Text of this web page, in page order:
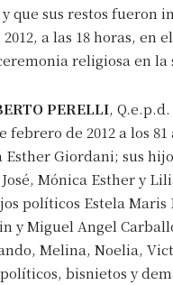
que sus restos fueron
a las 18 horas, en
religiosa en la
PERELLI,
febrero de 2012 a los 81
Esther Giordani; sus
Mónica Esther y
políticos Estela Maris
y Miguel Angel
Melina, Noelia,
bisnietos y